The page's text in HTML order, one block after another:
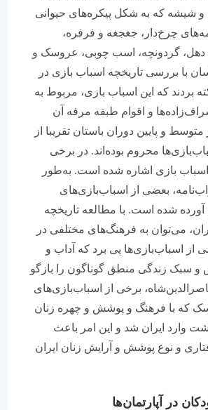
که به شکل پیکره‌های حیوانی
جغجغه و فرفره،
گردونچه، اسب چوبی، عروسک و
بررسی تاریخچه اسباب بازی در
که این اسباب بازی، مربوط به
و اقوام طبقه مرفه آن
پایین دوران باستان تقریبا از
محروم بوده‌اند. در برخی
بازی اشاره شده است. به‌طور‌
بعضی از اسباب‌بازی‌های
شده است. با مطالعه تاریخچه
به فرهنگ‌‌های مختلفی در
پی برد که آداب و
منطق گوناگون را بازگو
برخی از اسباب‌بازی‌های
با فرهنگ و پوشش و چهره زنان
ایران شد و این امر باعث
و نوع پوشش و آرایش زنان ایران
آپارتمان‌ها